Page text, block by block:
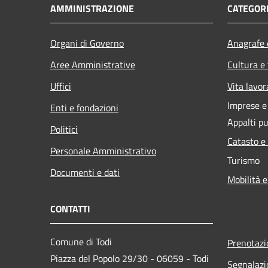
AMMINISTRAZIONE
Organi di Governo
Aree Amministrative
Uffici
Enti e fondazioni
Politici
Personale Amministrativo
Documenti e dati
Cultura
Vita
Imprese
Appalti
Catasto
Turismo
Mobilità
CONTATTI
Comune di Todi
Piazza del Popolo 29/30 - 06059 - Todi